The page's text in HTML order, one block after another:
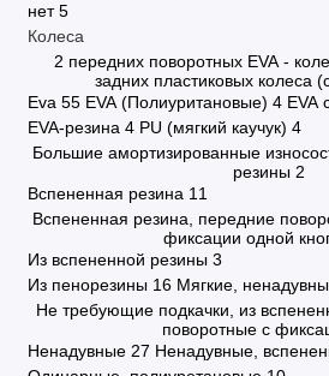
нет 5
Колеса
2 передних поворотных EVA -
задних пластиковых колеса
Eva 55 EVA (Полиуритановые) 4 EVA
EVA-резина 4 PU (мягкий каучук) 4
Большие амортизированные
резины 2
Вспененная резина 11
Вспененная резина, передние
фиксации одной
Из вспененной резины 3
Из пенорезины 16 Мягкие,
Не требующие подкачки, из
поворотные с
Ненадувные 27 Ненадувные,